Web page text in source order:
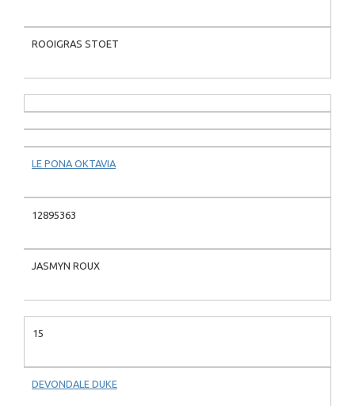
ROOIGRAS STOET
LE PONA OKTAVIA
12895363
JASMYN ROUX
15
DEVONDALE DUKE